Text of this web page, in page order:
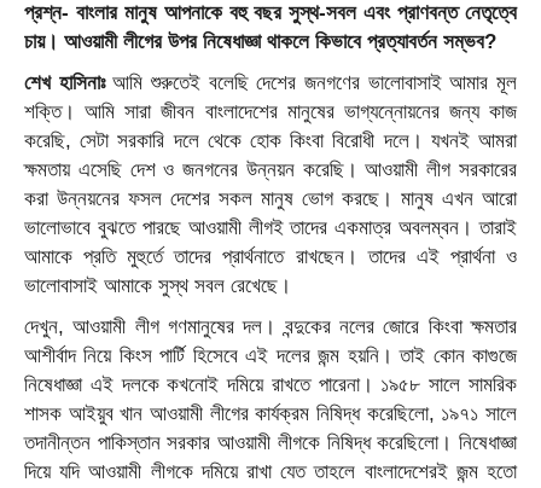
প্রশ্ন- বাংলার মানুষ আপনাকে বহু বছর সুস্থ-সবল এবং প্রাণবন্ত নেতৃত্বে
চায়। আওয়ামী লীগের উপর নিষেধাজ্ঞা থাকলে কিভাবে প্রত্যাবর্তন সম্ভব?
শেখ হাসিনাঃআমি শুরুতেই বলেছি দেশের জনগণের ভালোবাসাই আমার মূল
শক্তি। আমি সারা জীবন বাংলাদেশের মানুষের ভাগ্যন্নোয়নের জন্য কাজ
করেছি, সেটা সরকারি দলে থেকে হোক কিংবা বিরোধী দলে। যখনই আমরা
ক্ষমতায় এসেছি দেশ ও জনগনের উন্নয়ন করেছি। আওয়ামী লীগ সরকারের
করা উন্নয়নের ফসল দেশের সকল মানুষ ভোগ করছে। মানুষ এখন আরো
ভালোভাবে বুঝতে পারছে আওয়ামী লীগই তাদের একমাত্র অবলম্বন। তারাই
আমাকে প্রতি মুহুর্তে তাদের প্রার্থনাতে রাখছেন। তাদের এই প্রার্থনা ও
ভালোবাসাই আমাকে সুস্থ সবল রেখেছে।
দেখুন, আওয়ামী লীগ গণমানুষের দল। বন্দুকের নলের জোরে কিংবা ক্ষমতার
আশীর্বাদ নিয়ে কিংস পার্টি হিসেবে এই দলের জন্ম হয়নি। তাই কোন কাগুজে
নিষেধাজ্ঞা এই দলকে কখনোই দমিয়ে রাখতে পারেনা। ১৯৫৮ সালে সামরিক
শাসক আইয়ুব খান আওয়ামী লীগের কার্যক্রম নিষিদ্ধ করেছিলো, ১৯৭১ সালে
তদানীন্তন পাকিস্তান সরকার আওয়ামী লীগকে নিষিদ্ধ করেছিলো। নিষেধাজ্ঞা
দিয়ে যদি আওয়ামী লীগকে দমিয়ে রাখা যেত তাহলে বাংলাদেশেরই জন্ম হতো